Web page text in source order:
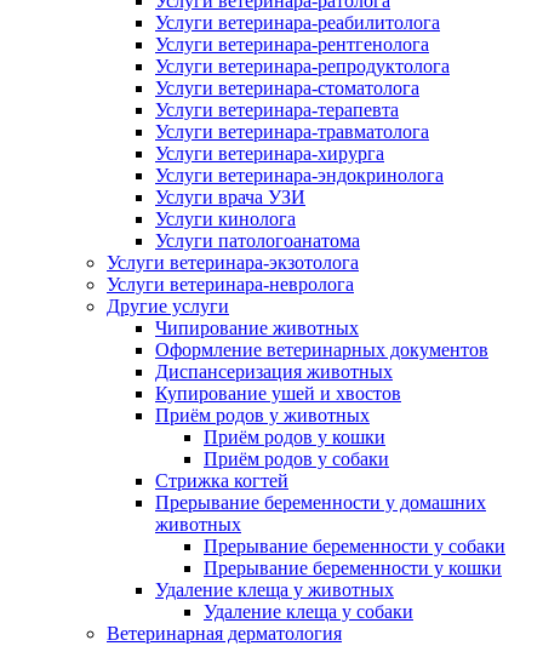
Услуги ветеринара-реабилитолога
Услуги ветеринара-рентгенолога
Услуги ветеринара-репродуктолога
Услуги ветеринара-стоматолога
Услуги ветеринара-терапевта
Услуги ветеринара-травматолога
Услуги ветеринара-хирурга
Услуги ветеринара-эндокринолога
Услуги врача УЗИ
Услуги кинолога
Услуги патологоанатома
Услуги ветеринара-экзотолога
Услуги ветеринара-невролога
Другие услуги
Чипирование животных
Оформление ветеринарных документов
Диспансеризация животных
Купирование ушей и хвостов
Приём родов у животных
Приём родов у кошки
Приём родов у собаки
Стрижка когтей
Прерывание беременности у домашних
животных
Прерывание беременности у собаки
Прерывание беременности у кошки
Удаление клеща у животных
Удаление клеща у собаки
Ветеринарная дерматология